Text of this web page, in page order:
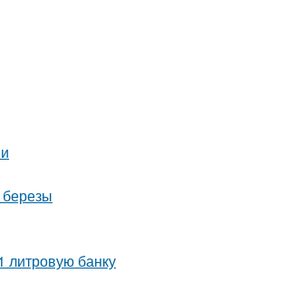
литровую банку